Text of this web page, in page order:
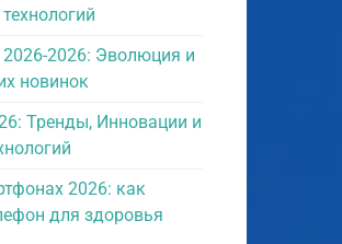
2026: Эволюция и
новинок
Тренды, Инновации и
2026: как
для здоровья